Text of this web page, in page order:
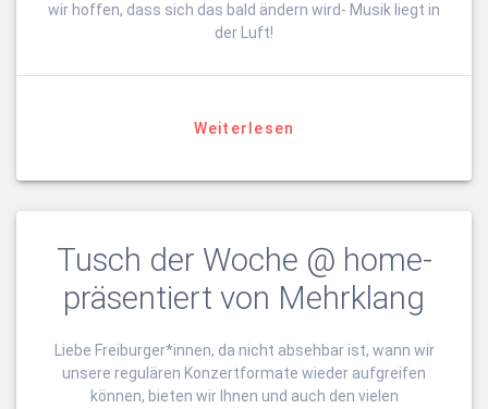
wir hoffen, dass sich das bald ändern wird- Musik liegt in
der Luft!
Weiterlesen
Tusch der Woche @ home-
präsentiert von Mehrklang
Liebe Freiburger*innen, da nicht absehbar ist, wann wir
unsere regulären Konzertformate wieder aufgreifen
können, bieten wir Ihnen und auch den vielen